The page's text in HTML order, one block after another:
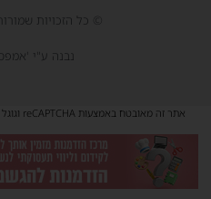
© כל הזכויות שמורות
נבנה ע"י 'אמפסיס
אתר זה מאובטח באמצעות reCAPTCHA וגוגל בכפוף